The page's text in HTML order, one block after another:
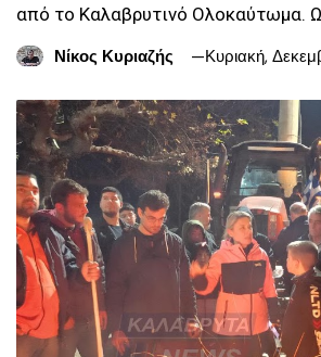
από το Καλαβρυτινό Ολοκαύτωμα.
Νίκος Κυριαζής
Κυριακή,